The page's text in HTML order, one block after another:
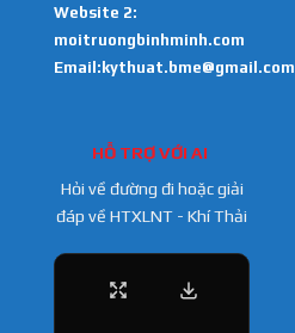
Website 2:
moitruongbinhminh.com
Email:kythuat.bme@gmail.com
HỖ TRỢ VỚI AI
Hỏi về đường đi hoặc giải
đáp về HTXLNT - Khí Thải